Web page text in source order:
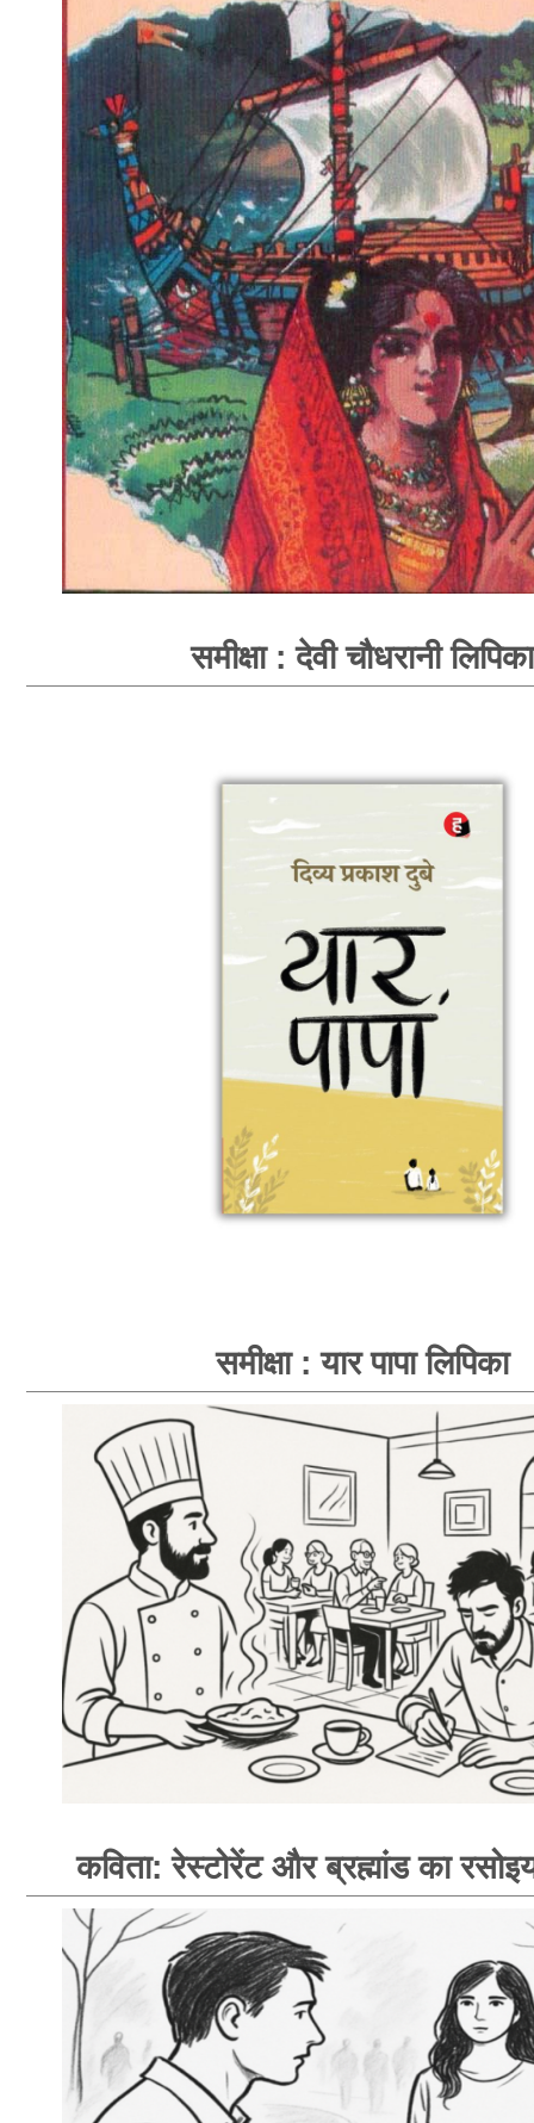
समीक्षा : देवी चौधरानी लिपिका
समीक्षा : यार पापा लिपिका
कविता: रेस्टोरेंट और ब्रह्मांड का